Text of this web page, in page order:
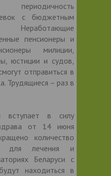
периодичность
с бюджетным
Неработающие
пенсионеры и
милиции,
юстиции и судов,
отправиться в
Трудящиеся – раз в
в силу
от 14 июня
количество
для лечения и
Беларуси с
находиться в